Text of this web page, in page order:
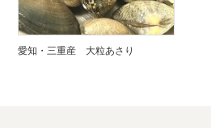
愛知・三重産 大粒あさり